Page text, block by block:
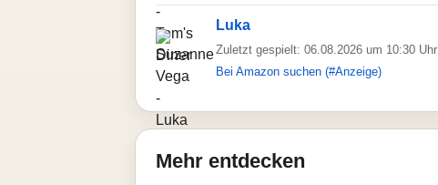
Luka
Zuletzt gespielt: 06.08.2026 um 10:30 Uhr
Bei Amazon suchen (#Anzeige)
Mehr entdecken